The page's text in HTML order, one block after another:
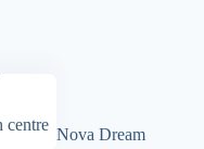
par Nova Dream
centre